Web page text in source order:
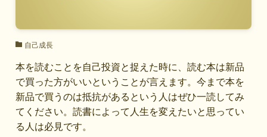
自己成長
本を読むことを自己投資と捉えた時に、読む本は新品
で買った方がいいということが言えます。今まで本を
新品で買うのは抵抗があるという人はぜひ一読してみ
てください。読書によって人生を変えたいと思ってい
る人は必見です。